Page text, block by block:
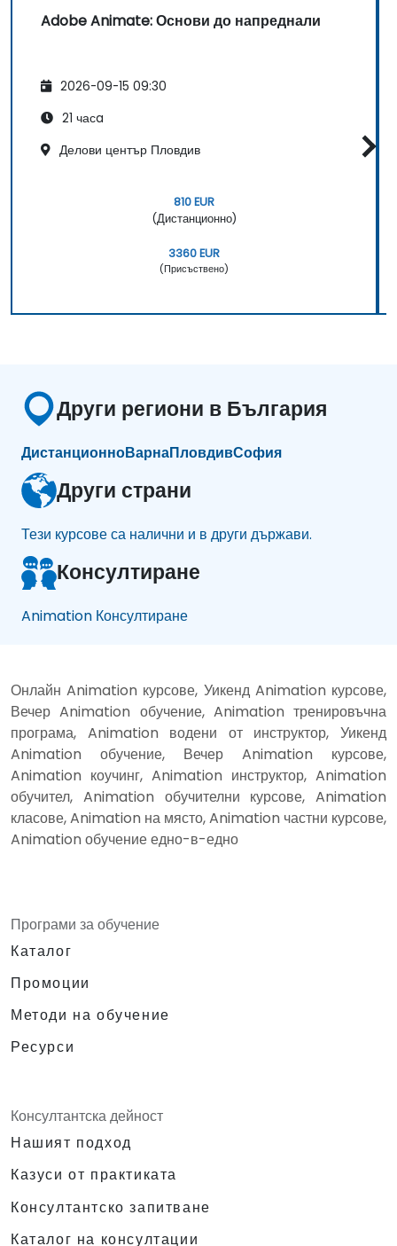
Adobe Animate: Основи до напреднали
2026-09-15 09:30
21 часa
Делови център Пловдив
810 EUR
(Дистанционно)
3360 EUR
(Присъствено)
Други региони в България
ДистанционноВарнаПловдивСофия
Други страни
Тези курсове са налични и в други държави.
Консултиране
Animation Консултиране
Онлайн Animation курсове, Уикенд Animation курсове,
Вечер Animation обучение, Animation тренировъчна
програма, Animation водени от инструктор, Уикенд
Animation обучение, Вечер Animation курсове,
Animation коучинг, Animation инструктор, Animation
обучител, Animation обучителни курсове, Animation
класове, Animation на място, Animation частни курсове,
Animation обучение едно-в-едно
Програми за обучение
Каталог
Промоции
Методи на обучение
Ресурси
Консултантска дейност
Нашият подход
Казуси от практиката
Консултантско запитване
Каталог на консултации